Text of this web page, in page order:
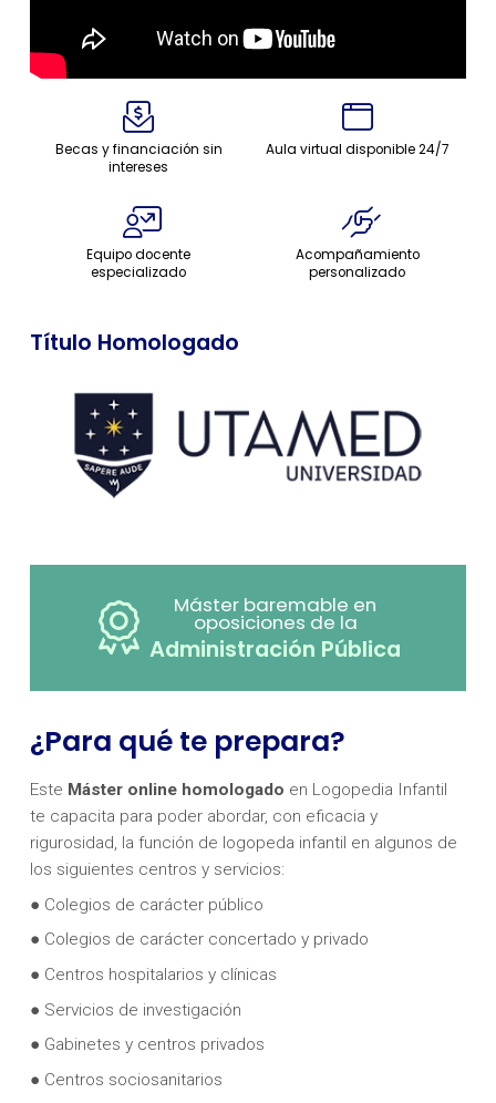
Becas y financiación sin
intereses
Aula virtual disponible 24/7
Equipo docente
especializado
Acompañamiento
personalizado
Título Homologado
Máster baremable en
oposiciones de la
Administración Pública
¿Para qué te prepara?
Este Máster online homologado en Logopedia Infantil
te capacita para poder abordar, con eficacia y
rigurosidad, la función de logopeda infantil en algunos de
los siguientes centros y servicios:
● Colegios de carácter público
● Colegios de carácter concertado y privado
● Centros hospitalarios y clínicas
● Servicios de investigación
● Gabinetes y centros privados
● Centros sociosanitarios